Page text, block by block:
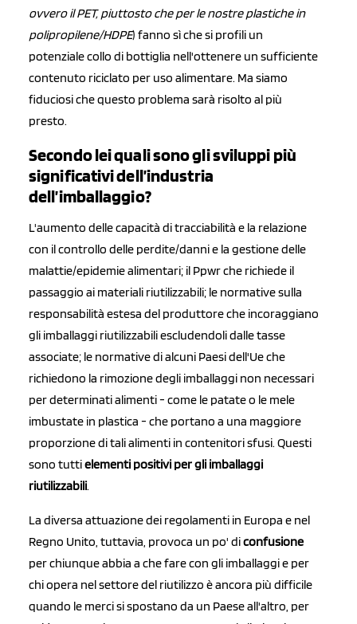
ovvero il PET, piuttosto che per le nostre plastiche in
polipropilene/HDPE) fanno sì che si profili un
potenziale collo di bottiglia nell'ottenere un sufficiente
contenuto riciclato per uso alimentare. Ma siamo
fiduciosi che questo problema sarà risolto al più
presto.
Secondo lei quali sono gli sviluppi più
significativi dell’industria
dell’imballaggio?
L'aumento delle capacità di tracciabilità e la relazione
con il controllo delle perdite/danni e la gestione delle
malattie/epidemie alimentari; il Ppwr che richiede il
passaggio ai materiali riutilizzabili; le normative sulla
responsabilità estesa del produttore che incoraggiano
gli imballaggi riutilizzabili escludendoli dalle tasse
associate; le normative di alcuni Paesi dell'Ue che
richiedono la rimozione degli imballaggi non necessari
per determinati alimenti - come le patate o le mele
imbustate in plastica - che portano a una maggiore
proporzione di tali alimenti in contenitori sfusi. Questi
sono tuttielementi positivi per gli imballaggi
riutilizzabili.
La diversa attuazione dei regolamenti in Europa e nel
Regno Unito, tuttavia, provoca un po' diconfusione
per chiunque abbia a che fare con gli imballaggi e per
chi opera nel settore del riutilizzo è ancora più difficile
quando le merci si spostano da un Paese all'altro, per